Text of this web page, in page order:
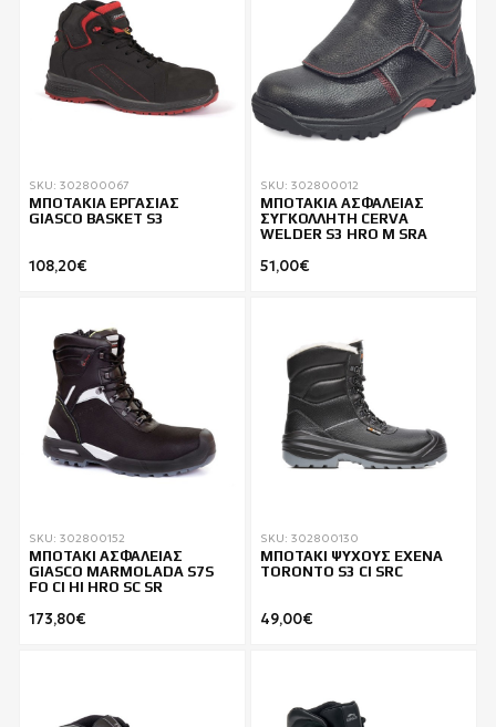
SKU: 302800067
ΜΠΟΤΑΚΙΑ ΕΡΓΑΣΙΑΣ
GIASCO BASKET S3
108,20€
SKU: 302800012
ΜΠΟΤΑΚΙΑ ΑΣΦΑΛΕΙΑΣ
ΣΥΓΚΟΛΛΗΤΗ CERVA
WELDER S3 HRO M SRA
51,00€
SKU: 302800152
ΜΠΟΤΑΚΙ ΑΣΦΑΛΕΙΑΣ
GIASCO MARMOLADA S7S
FO CI HI HRO SC SR
173,80€
SKU: 302800130
ΜΠΟΤΑΚΙ ΨΥΧΟΥΣ EXENA
TORONTO S3 CI SRC
49,00€